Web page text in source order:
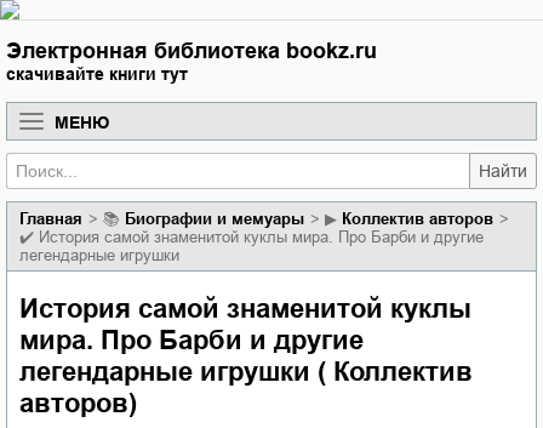
Электронная библиотека bookz.ru
скачивайте книги тут
МЕНЮ
Найти
Главная 📚 биографии и мемуары ▶ Коллектив авторов
✔️ История самой знаменитой куклы мира. Про Барби и другие
легендарные игрушки
История самой знаменитой куклы
мира. Про Барби и другие
легендарные игрушки ( Коллектив
авторов)